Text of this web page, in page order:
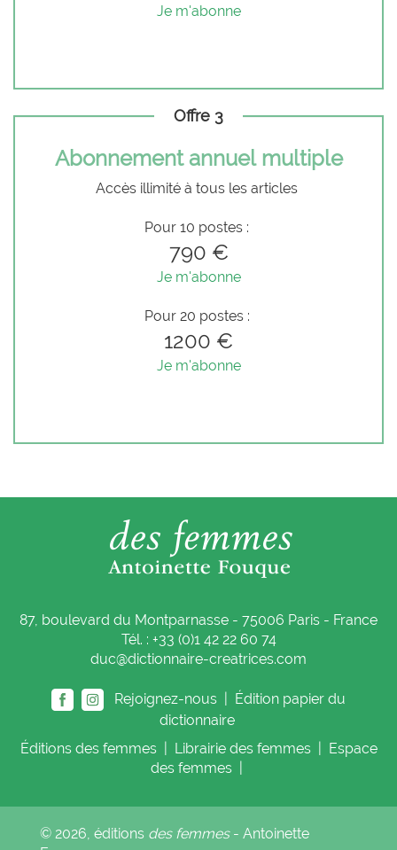
Je m'abonne
Offre 3
Abonnement annuel multiple
Accès illimité à tous les articles
Pour 10 postes :
790 €
Je m'abonne
Pour 20 postes :
1200 €
Je m'abonne
87, boulevard du Montparnasse - 75006 Paris - France
Tél. : +33 (0)1 42 22 60 74
duc@dictionnaire-creatrices.com
Rejoignez-nous |
Édition papier du
dictionnaire
Éditions des femmes Librairie des femmes
Espace
des femmes
© 2026, éditions des femmes- Antoinette